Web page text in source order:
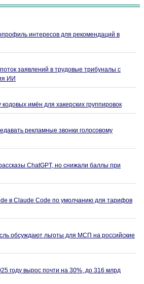
интересов для рекомендаций в
заявлений в трудовые трибуналы с
ИИ
имён для хакерских группировок
рекламные звонки голосовому
ChatGPT, но снижали баллы при
в Claude Code по умолчанию для тарифов
обсуждают льготы для МСП на российские
году вырос почти на 30%, до 316 млрд